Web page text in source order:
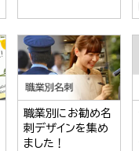
職業別にお勧め名
刺デザインを集め
ました！